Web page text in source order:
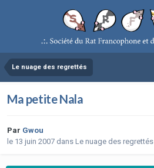
Le nuage des regrettés
Ma petite Nala
Par Gwou
le 13 juin 2007 dans Le nuage des regrettés